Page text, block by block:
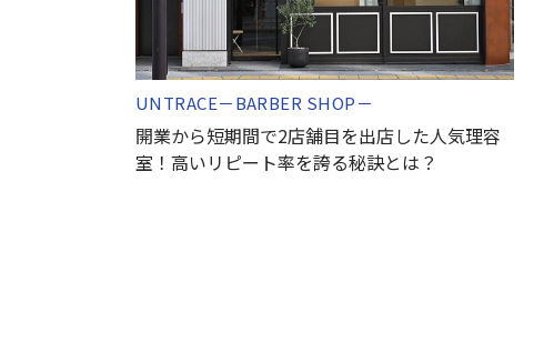
UNTRACE－BARBER SHOP－
開業から短期間で2店舗目を出店した人気理容
室！高いリピート率を誇る秘訣とは？